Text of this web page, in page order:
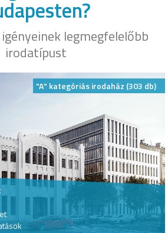
legmegfelelőbb
irodatípust
"A" kategóriás irodaház (303 db)